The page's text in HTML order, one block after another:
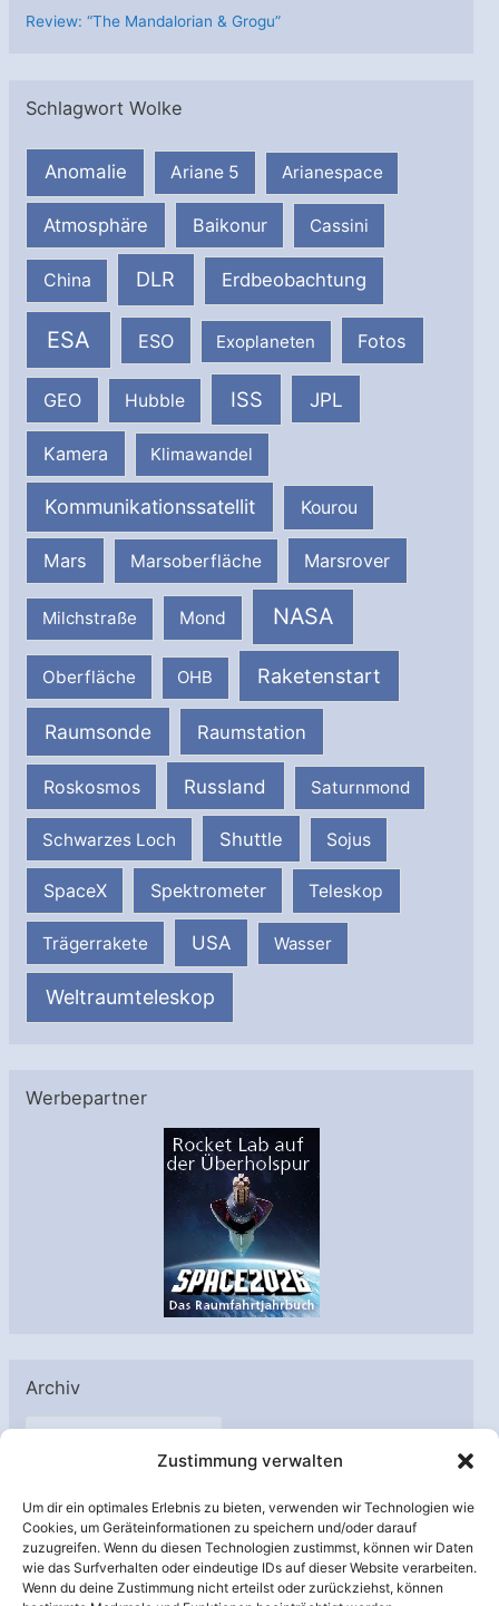
Zustimmung verwalten
Um dir ein optimales Erlebnis zu bieten, verwenden wir Technologien wie
Cookies, um Geräteinformationen zu speichern und/oder darauf
zuzugreifen. Wenn du diesen Technologien zustimmst, können wir Daten
wie das Surfverhalten oder eindeutige IDs auf dieser Website verarbeiten.
Wenn du deine Zustimmung nicht erteilst oder zurückziehst, können
Review: “The Mandalorian & Grogu”
Schlagwort Wolke
Anomalie Ariane 5 Arianespace
Atmosphäre Baikonur Cassini
China DLR Erdbeobachtung
ESA ESO Exoplaneten Fotos
GEO Hubble ISS JPL
Kamera Klimawandel
Kommunikationssatellit Kourou
Mars Marsoberfläche Marsrover
Milchstraße Mond NASA
Oberfläche OHB Raketenstart
Raumsonde Raumstation
Roskosmos Russland Saturnmond
Schwarzes Loch Shuttle Sojus
SpaceX Spektrometer Teleskop
Trägerrakete USA Wasser
Weltraumteleskop
Werbepartner
Archiv
A
h
i
v
Unterstützt von: